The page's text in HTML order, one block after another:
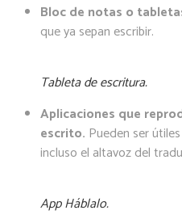
Bloc de notas o
que ya sepan escribir.
Tableta de escritura.
Aplicaciones que
escrito. Pueden ser
incluso el altavoz del
App Háblalo.